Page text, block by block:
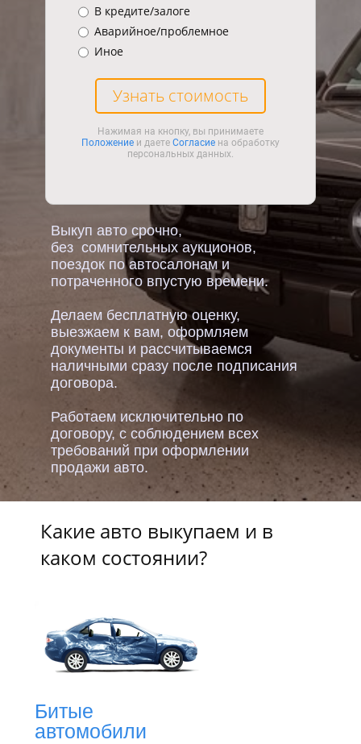
В кредите/залоге
Аварийное/проблемное
Иное
Узнать стоимость
Нажимая на кнопку, вы принимаете
Положениеи даете Согласиена обработку
персональных данных.
Выкуп авто срочно,
без сомнительных аукционов,
поездок по автосалонам и
потраченного впустую времени.
Делаем бесплатную оценку,
выезжаем к вам, оформляем
документы и рассчитываемся
наличными сразу после подписания
договора.
Работаем исключительно по
договору, с соблюдением всех
требований при оформлении
продажи авто.
Какие авто выкупаем и в
каком состоянии?
Битые
автомобили